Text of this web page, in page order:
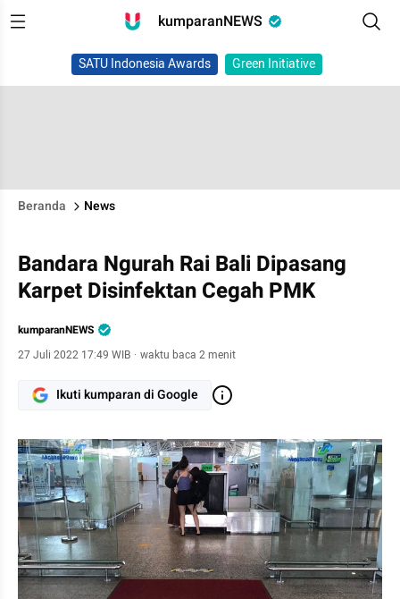
kumparanNEWS
SATU Indonesia Awards Green Initiative
Beranda News
Bandara Ngurah Rai Bali Dipasang
Karpet Disinfektan Cegah PMK
kumparanNEWS
27 Juli 2022 17:49 WIB · waktu baca 2 menit
Ikuti kumparan di Google